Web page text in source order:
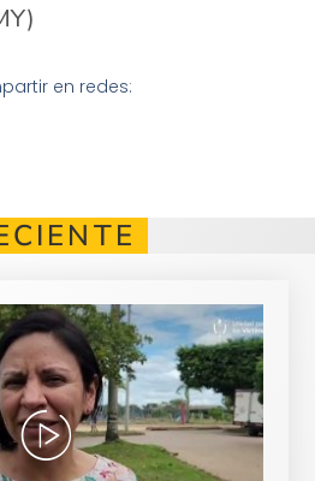
en redes: